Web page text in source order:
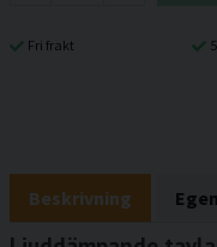
Fri frakt
Beskrivning